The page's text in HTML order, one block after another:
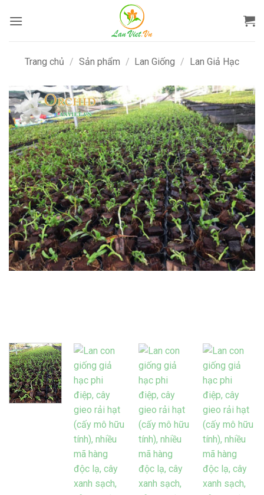
qua
Trang chủ / Sản phẩm / Lan Giống / Lan Giả Hạc